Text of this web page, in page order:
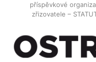
příspěvkové
zřizovatele –